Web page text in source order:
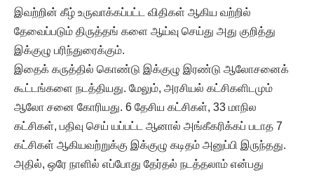
இவற்றின் கீழ் உருவாக்கப்பட்ட விதிகள் ஆகிய வற்றில்
தேவைப்படும் திருத்தங் களை ஆய்வு செய்து அது குறித்து
இக்குழு பரிந்துரைக்கும்.
இதைக் கருத்தில் கொண்டு இக்குழு இரண்டு ஆலோசனைக்
கூட்டங்களை நடத்தியது. மேலும், அரசியல் கட்சிகளிடமும்
ஆலோ சனை கோரியது. 6 தேசிய கட்சிகள், 33 மாநில
கட்சிகள், பதிவு செய் யப்பட்ட ஆனால் அங்கீகரிக்கப் படாத 7
கட்சிகள் ஆகியவற்றுக்கு இக்குழு கடிதம் அனுப்பி இருந்தது.
அதில், ஒரே நாளில் எப்போது தேர்தல் நடத்தலாம் என்பது